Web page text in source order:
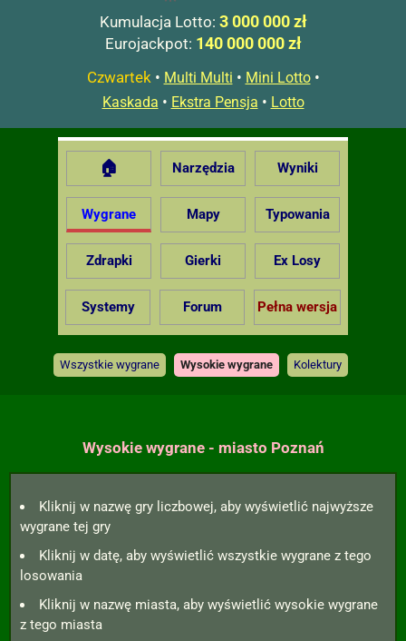
Kumulacja Lotto: 3 000 000 zł
Eurojackpot: 140 000 000 zł
Czwartek• Multi Multi • Mini Lotto•
Kaskada • Ekstra Pensja • Lotto
🏠 Narzędzia Wyniki
Wygrane Mapy Typowania
Zdrapki Gierki Ex Losy
Systemy Forum Pełna wersja
Wszystkie wygrane Wysokie wygrane Kolektury
Wysokie wygrane - miasto Poznań
Kliknij w nazwę gry liczbowej, aby wyświetlić najwyższe
wygrane tej gry
Kliknij w datę, aby wyświetlić wszystkie wygrane z tego
losowania
Kliknij w nazwę miasta, aby wyświetlić wysokie wygrane
z tego miasta